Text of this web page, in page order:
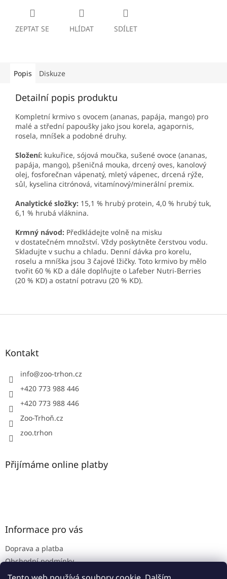
ZEPTAT SE HLÍDAT SDÍLET
Popis Diskuze
Detailní popis produktu
Kompletní krmivo s ovocem (ananas, papája, mango) pro
malé a střední papoušky jako jsou korela, agapornis,
rosela, mníšek a podobné druhy.
Složení: kukuřice, sójová moučka, sušené ovoce (ananas,
papája, mango), pšeničná mouka, drcený oves, kanolový
olej, fosforečnan vápenatý, mletý vápenec, drcená rýže,
sůl, kyselina citrónová, vitamínový/minerální premix.
Analytické složky: 15,1 % hrubý protein, 4,0 % hrubý tuk,
6,1 % hrubá vláknina.
Krmný návod: Předkládejte volně na misku
v dostatečném množství. Vždy poskytněte čerstvou vodu.
Skladujte v suchu a chladu. Denní dávka pro korelu,
roselu a mníška jsou 3 čajové lžičky. Toto krmivo by mělo
tvořit 60 % KD a dále doplňujte o Lafeber Nutri-Berries
(20 % KD) a ostatní potravu (20 % KD).
Z
Kontakt
info@zoo-trhon.cz
+420 773 988 446
+420 773 988 446
Zoo-Trhoň.cz
zoo.trhon
Přijímáme online platby
Informace pro vás
Doprava a platba
Obchodní podmínky
Podmínky ochrany osobních údajů